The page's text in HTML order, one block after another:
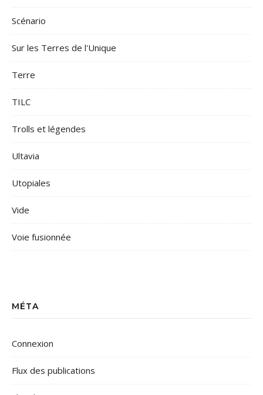
Scénario
Sur les Terres de l'Unique
Terre
TILC
Trolls et légendes
Ultavia
Utopiales
Vide
Voie fusionnée
MÉTA
Connexion
Flux des publications